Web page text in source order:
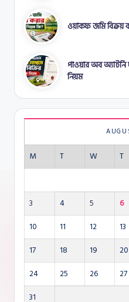
ওয়াকফ জমি বিক্রয়
পাওয়ার অব
নিয়ম
M T W T
3
4 5 6
10
11 12 13
17
18 19 20
24
25 26 27
31